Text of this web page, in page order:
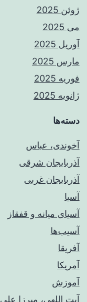
ژوئن 2025
می 2025
آوریل 2025
مارس 2025
فوریه 2025
ژانویه 2025
دسته‌ها
آخوندی، عباس
آذربایجان شرقی
آذربایجان غربی
آسیا
آسیای میانه و قفقاز
آسیب‌ها
آفریقا
آمریکا
آموزش
آیت اللهی، میرزا علی